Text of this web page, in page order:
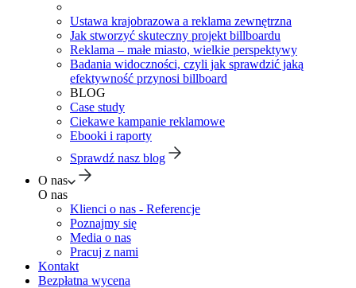
Ustawa krajobrazowa a reklama zewnętrzna
Jak stworzyć skuteczny projekt billboardu
Reklama – małe miasto, wielkie perspektywy
Badania widoczności, czyli jak sprawdzić jaką
efektywność przynosi billboard
BLOG
Case study
Ciekawe kampanie reklamowe
Ebooki i raporty
Sprawdź nasz blog
O nas
O nas
Klienci o nas - Referencje
Poznajmy się
Media o nas
Pracuj z nami
Kontakt
Bezpłatna wycena